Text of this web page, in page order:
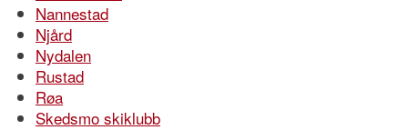
Nannestad
Njård
Nydalen
Rustad
Røa
Skedsmo skiklubb